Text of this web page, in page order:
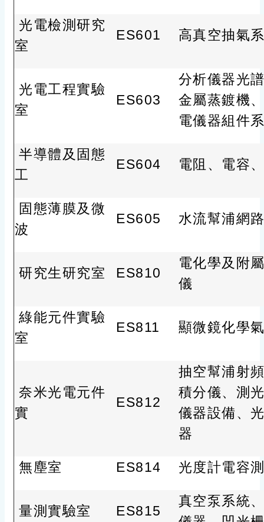
光電檢測研究
室
ES601 高真空抽氣
光電工程實驗
室
ES603
分析儀器光
金屬蒸鍍機
電儀器組件
半導體及固態
工
ES604 電阻、電容
固態薄膜及微
波
ES605 水流幫浦網
研究生研究室 ES810
電化學及附
儀
綠能元件實驗
室
ES811 顯微鏡化學
奈米光電元件
實
ES812
抽空幫浦射
積分儀、測
儀器設備、
器
無塵室 ES814 光度計電容
量測實驗室 ES815
真空泵系統